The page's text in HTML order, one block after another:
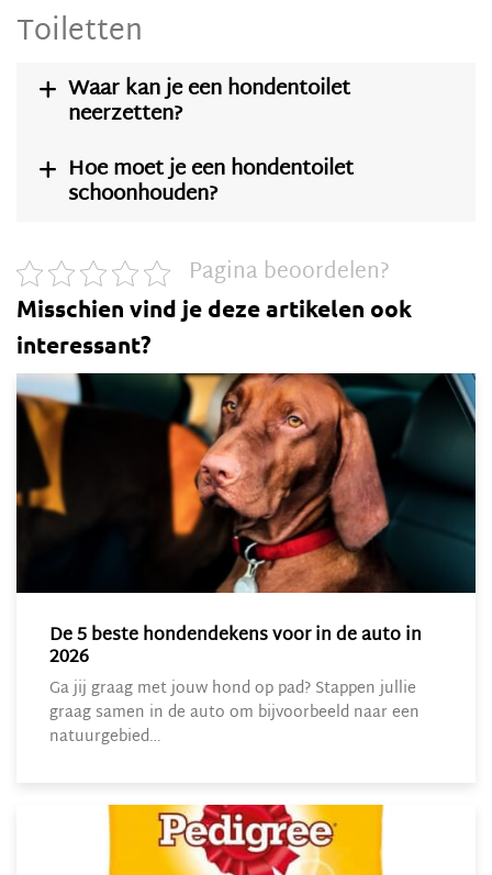
Toiletten
 Waar kan je een hondentoilet
neerzetten?
 Hoe moet je een hondentoilet
schoonhouden?
Pagina beoordelen?
Misschien vind je deze artikelen ook
interessant?
De 5 beste hondendekens voor in de auto in
2026
Ga jij graag met jouw hond op pad? Stappen jullie
graag samen in de auto om bijvoorbeeld naar een
natuurgebied…